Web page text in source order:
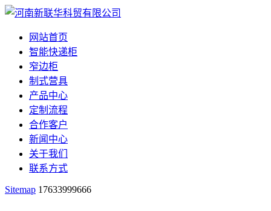
网站首页
智能快递柜
窄边柜
制式营具
产品中心
定制流程
合作客户
新闻中心
关于我们
联系方式
Sitemap 17633999666